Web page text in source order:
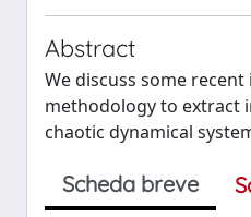
Abstract
We discuss some
methodology to extract
chaotic dynamical
Scheda breve